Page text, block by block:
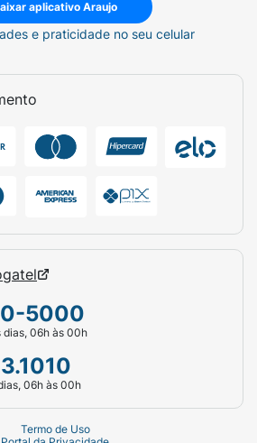
aplicativo Araujo
e praticidade no seu celular
5000
dias, 06h às 00h
06h às 00h
Termo de Uso